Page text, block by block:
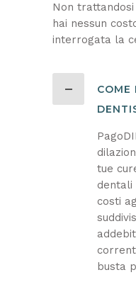
Non
hai nessun
interrogata la
COME
tue
dentali
costi
busta